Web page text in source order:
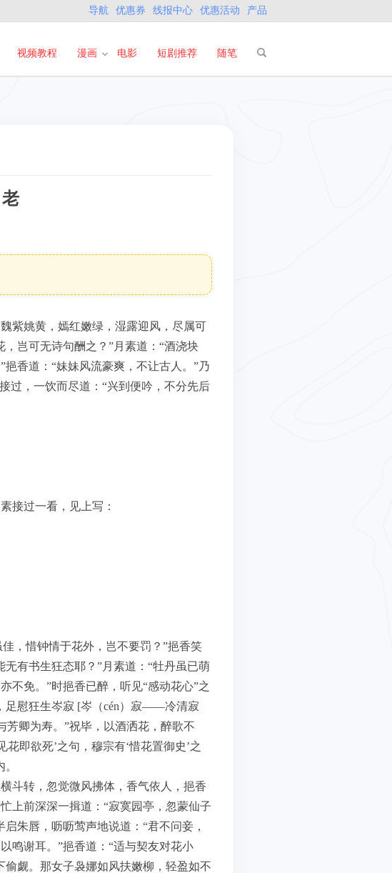
导航 优惠券 线报中心 优惠活动 产品
视频教程 漫画 电影 短剧推荐 随笔
紫姚黄，嫣红嫩绿，湿露迎风，尽属可
岂可无诗句酬之？”月素道：“酒浇块
香道：“妹妹风流豪爽，不让古人。”乃
过，一饮而尽道：“兴到便吟，不分先后
接过一看，见上写：
，惜钟情于花外，岂不要罚？”挹香笑
有书生狂态耶？”月素道：“牡丹虽已萌
不免。”时挹香已醉，听见“感动花心”之
足慰狂生岑寂 [岑（cén）寂——冷清寂
卿为寿。”祝毕，以酒洒花，醉歌不
即欲死’之句，穆宗有‘惜花置御史’之
斗转，忽觉微风拂体，香气依人，挹香
上前深深一揖道：“寂寞园亭，忽蒙仙子
朱唇，呖呖莺声地说道：“君不问妾，
鸣谢耳。”挹香道：“适与契友对花小
觑。那女子袅娜如风扶嫩柳，轻盈如不